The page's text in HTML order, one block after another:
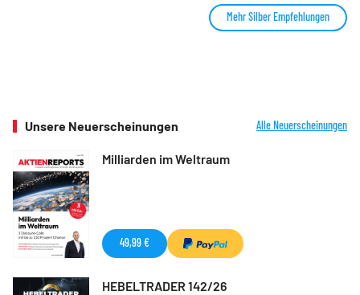
Mehr Silber Empfehlungen
Unsere Neuerscheinungen Alle Neuerscheinungen
Milliarden im Weltraum
49,99 €
HEBELTRADER 142/26